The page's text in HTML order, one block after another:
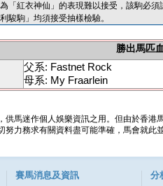
「紅衣神仙」的表現難以接受，該駒必
駿駒」均須接受抽樣檢驗。
勝出馬匹
父系: Fastnet Rock
母系: My Fraarlein
供馬迷作個人娛樂資訊之用。但由於香
力務求有關資料盡可能準確，馬會就此
賽馬消息及資訊 分